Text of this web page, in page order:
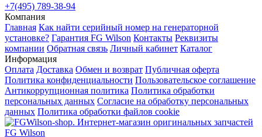
+7(495) 789-38-94
Компания
Главная Как найти серийный номер на генераторной
установке? Гарантия FG Wilson Контакты Реквизиты
компании Обратная связь Личный кабинет Каталог
Информация
Оплата Доставка Обмен и возврат Публичная оферта
Политика конфиденциальности Пользовательское соглашение
Антикоррупционная политика Политика обработки
персональных данных Согласие на обработку персональных
данных Политика обработки файлов cookie